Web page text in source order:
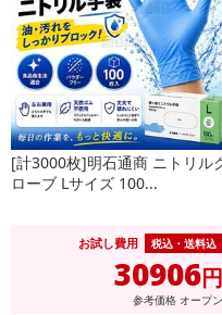
[計3000枚]明石通商 ニトリル
ローブ Lサイズ 100...
お試し費用 税込・送料込
30906円
参考価格 オープン